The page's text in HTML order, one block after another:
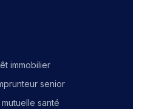
immobilier
senior
santé